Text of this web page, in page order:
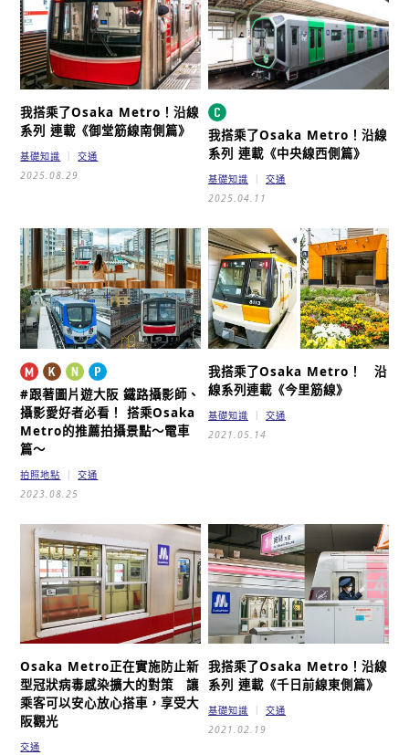
我搭乘了Osaka Metro！沿線
系列 連載 《御堂筋線南側篇》
基礎知識
交通
2025.08.29
我搭乘了Osaka Metro！沿線
系列 連載 《中央線西側篇》
基礎知識
交通
2025.04.11
#跟著圖片遊大阪鐵路攝影師、
攝影愛好者必看！搭乘Osaka
Metro的推薦拍攝景點～電車
篇～
拍照地點
交通
2023.08.25
我搭乘了Osaka Metro！ 沿
線系列連載 《今里筋線》
基礎知識
交通
2021.05.14
Osaka Metro正在實施防止新
型冠狀病毒感染擴大的對策讓
乘客可以安心放心搭車，享受大
阪觀光
交通
我搭乘了Osaka Metro！沿線
系列 連載 《千日前線東側篇》
基礎知識
交通
2021.02.19